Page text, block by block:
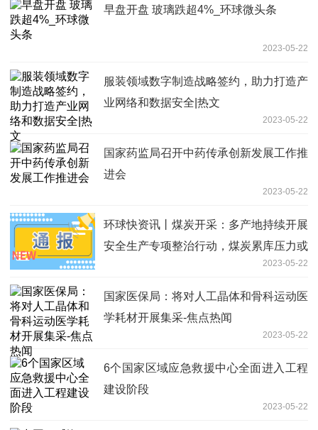
早盘开盘 玻璃跌超4%_环球微头条
2023-05-22
服装领域数字制造战略签约，助力打造产
业网络和数据安全|热文
2023-05-22
国家药监局召开中药传承创新发展工作推
进会
2023-05-22
环球快资讯丨煤炭开采：多产地持续开展
安全生产专项整治行动，煤炭累库压力或
2023-05-22
国家医保局：将对人工晶体和骨科运动医
学耗材开展集采-焦点热闻
2023-05-22
6个国家区域应急救援中心全面进入工程
建设阶段
2023-05-22